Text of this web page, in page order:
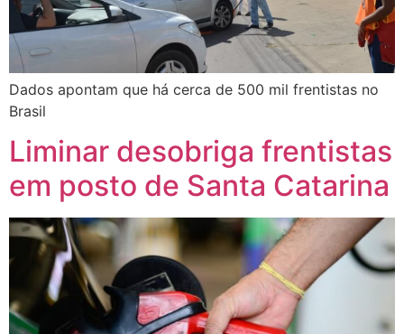
Dados apontam que há cerca de 500 mil frentistas no
Brasil
Liminar desobriga frentistas
em posto de Santa Catarina